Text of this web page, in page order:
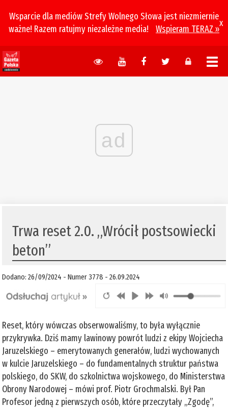
Wsparcie dla mediów Strefy Wolnego Słowa jest niezmiernie
ważne! Razem ratujmy niezależne media!
Wspieram TERAZ »
x
ad
Trwa reset 2.0. „Wrócił postsowiecki
beton”
Dodano: 26/09/2024 - Numer 3778 - 26.09.2024
Reset, który wówczas obserwowaliśmy, to była wyłącznie
przykrywka. Dziś mamy lawinowy powrót ludzi z ekipy Wojciecha
Jaruzelskiego – emerytowanych generałów, ludzi wychowanych
w kulcie Jaruzelskiego – do fundamentalnych struktur państwa
polskiego, do SKW, do szkolnictwa wojskowego, do Ministerstwa
Obrony Narodowej – mówi prof. Piotr Grochmalski. Był Pan
Profesor jedną z pierwszych osób, które przeczytały „Zgodę”,